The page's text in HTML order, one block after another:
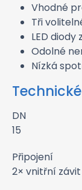
Vhodné
Tři
LED
Odolné
Nízká
DN
15
Připojení
2× vnitřní